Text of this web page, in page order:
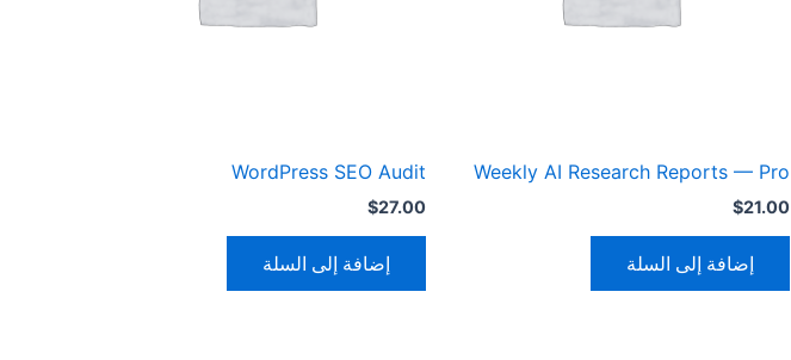
Weekly AI Research Reports — Pro
$21.00
إضافة إلى السلة
WordPress SEO Audit
$27.00
إضافة إلى السلة